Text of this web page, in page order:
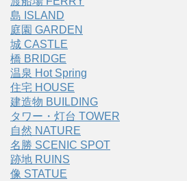
島 ISLAND
庭園 GARDEN
城 CASTLE
橋 BRIDGE
温泉 Hot Spring
住宅 HOUSE
建造物 BUILDING
タワー・灯台 TOWER
自然 NATURE
名勝 SCENIC SPOT
跡地 RUINS
像 STATUE